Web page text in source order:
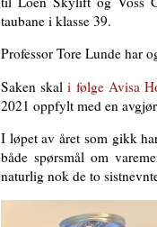
taubane i klasse 39.
Professor Tore Lunde har
Saken skali følge Avisa
2021 oppfylt med en
I løpet av året som gikk
både spørsmål om
naturlig nok de to